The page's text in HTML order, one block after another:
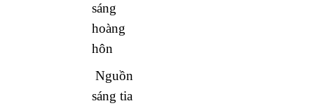
sáng
hoàng
hôn
Nguồn
sáng tia